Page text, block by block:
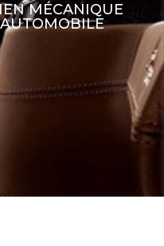
MÉCANIQUE